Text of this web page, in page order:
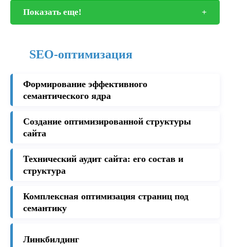
Показать еще! +
SEO-оптимизация
Формирование эффективного
семантического ядра
Создание оптимизированной структуры
сайта
Технический аудит сайта: его состав и
структура
Комплексная оптимизация страниц под
семантику
Линкбилдинг